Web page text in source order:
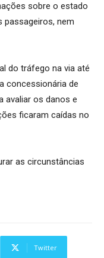
sobre o estado
passageiros, nem
do tráfego na via até
concessionária de
avaliar os danos e
ficaram caídas no
as circunstâncias
Twitter